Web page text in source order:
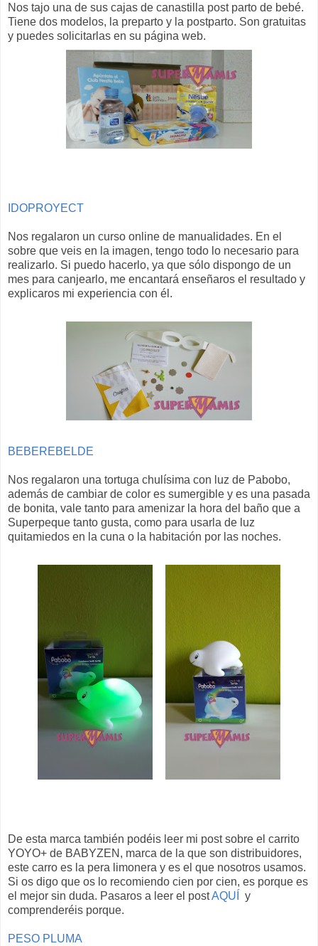
Nos tajo una de sus cajas de canastilla post parto de bebé.
Tiene dos modelos, la preparto y la postparto. Son gratuitas
y puedes solicitarlas en su página web.
IDOPROYECT
Nos regalaron un curso online de manualidades. En el
sobre que veis en la imagen, tengo todo lo necesario para
realizarlo. Si puedo hacerlo, ya que sólo dispongo de un
mes para canjearlo, me encantará enseñaros el resultado y
explicaros mi experiencia con él.
BEBEREBELDE
Nos regalaron una tortuga chulísima con luz de Pabobo,
además de cambiar de color es sumergible y es una pasada
de bonita, vale tanto para amenizar la hora del baño que a
Superpeque tanto gusta, como para usarla de luz
quitamiedos en la cuna o la habitación por las noches.
De esta marca también podéis leer mi post sobre el carrito
YOYO+ de BABYZEN, marca de la que son distribuidores,
este carro es la pera limonera y es el que nosotros usamos.
Si os digo que os lo recomiendo cien por cien, es porque es
el mejor sin duda. Pasaros a leer el postAQUÍ
y
comprenderéis porque.
PESO PLUMA